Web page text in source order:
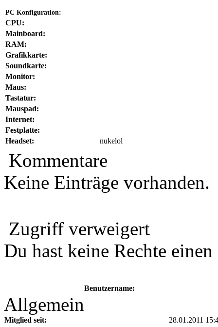
PC Konfiguration:
CPU:
Mainboard:
RAM:
Grafikkarte:
Soundkarte:
Monitor:
Maus:
Tastatur:
Mauspad:
Internet:
Festplatte:
Headset:
nukelol
Kommentare
Keine Einträge vorhanden.
Zugriff verweigert
Du hast keine Rechte
Benutzername:
Allgemein
Mitglied seit:
28.01.2011